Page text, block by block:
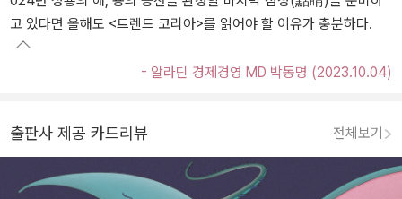
고 있다면 올해도 <트렌드 코리아>를 읽어야 할 이유가 충분하다.
- 알라딘 경제경영 MD 박동명 (2023.10.04)
출판사 제공 카드리뷰 전체보기